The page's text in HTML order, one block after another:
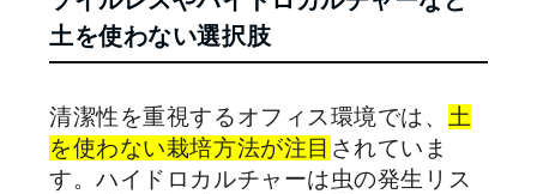
土を使わない選択肢
清潔性を重視するオフィス環境では、
土
を使わない栽培方法が注目 されていま
す。ハイドロカルチャーは虫の発生リス